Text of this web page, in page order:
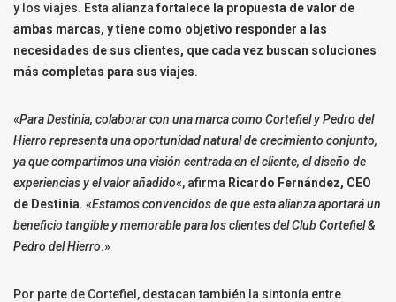
y los viajes. Esta alianza fortalece la propuesta de valor de
ambas marcas, y tiene como objetivo responder a las
necesidades de sus clientes, que cada vez buscan soluciones
más completas para sus viajes.
«Para Destinia, colaborar con una marca como Cortefiel y Pedro del
Hierro representa una oportunidad natural de crecimiento conjunto,
ya que compartimos una visión centrada en el cliente, el diseño de
experiencias y el valor añadido«, afirma Ricardo Fernández, CEO
de Destinia. «Estamos convencidos de que esta alianza aportará un
beneficio tangible y memorable para los clientes del Club Cortefiel &
Pedro del Hierro.»
Por parte de Cortefiel, destacan también la sintonía entre